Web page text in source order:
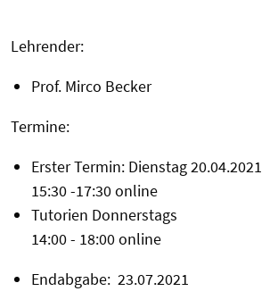
Lehrender:
Prof. Mirco Becker
Termine:
Erster Termin: Dienstag 20.04.2021
15:30 -17:30 online
Tutorien Donnerstags
14:00 - 18:00 online
Endabgabe: 23.07.2021